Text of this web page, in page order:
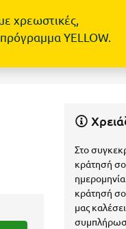
χρεωστικές,
YELLOW.
Στο
κράτησή
κράτησή
μας